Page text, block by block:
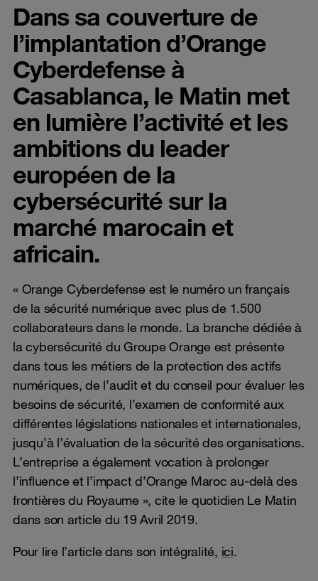
Dans sa couverture de
l’implantation d’Orange
Cyberdefense à
Casablanca, le Matin met
en lumière l’activité et les
ambitions du leader
européen de la
cybersécurité sur la
marché marocain et
africain.
« Orange Cyberdefense est le numéro un français
de la sécurité numérique avec plus de 1.500
collaborateurs dans le monde. La branche dédiée à
la cybersécurité du Groupe Orange est présente
dans tous les métiers de la protection des actifs
numériques, de l’audit et du conseil pour évaluer les
besoins de sécurité, l’examen de conformité aux
différentes législations nationales et internationales,
jusqu’à l’évaluation de la sécurité des organisations.
L’entreprise a également vocation à prolonger
l’influence et l’impact d’Orange Maroc au-delà des
frontières du Royaume », cite le quotidien Le Matin
dans son article du 19 Avril 2019.
Pour lire l’article dans son intégralité, ici.